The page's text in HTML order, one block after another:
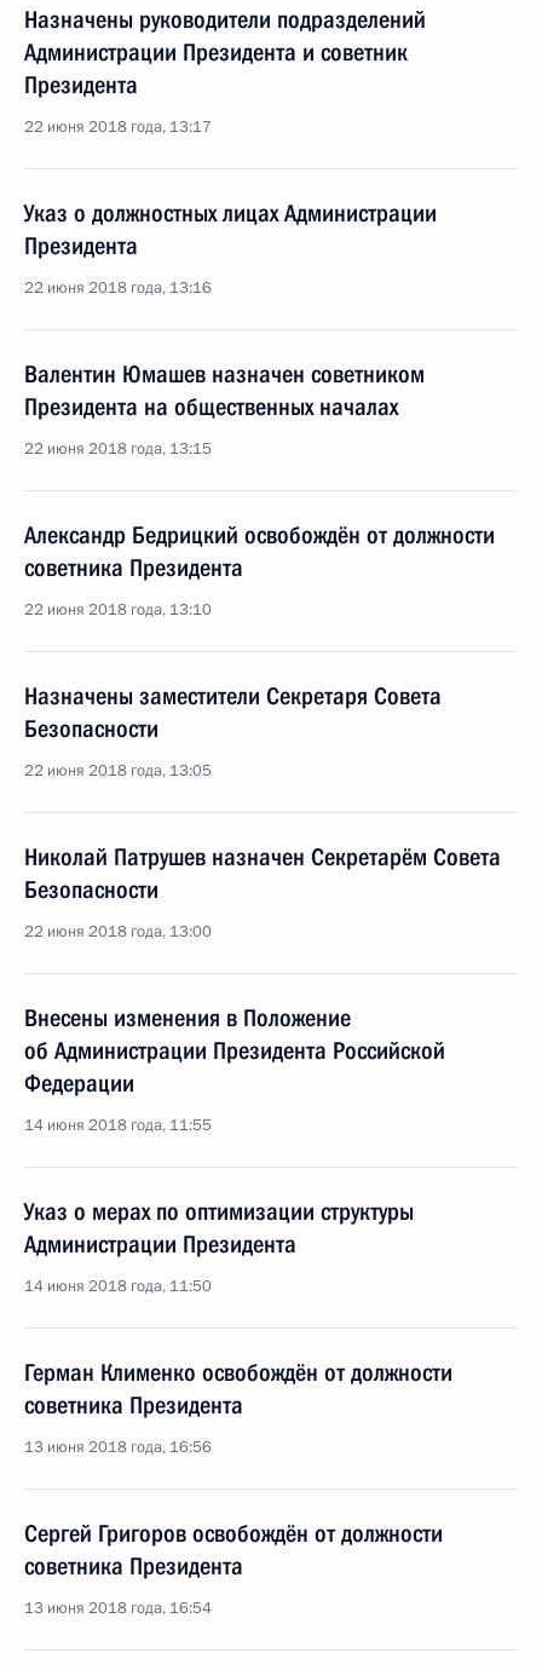
Назначены руководители подразделений
Администрации Президента и советник
Президента
22 июня 2018 года, 13:17
Указ о должностных лицах Администрации
Президента
22 июня 2018 года, 13:16
Валентин Юмашев назначен советником
Президента на общественных началах
22 июня 2018 года, 13:15
Александр Бедрицкий освобождён от должности
советника Президента
22 июня 2018 года, 13:10
Назначены заместители Секретаря Совета
Безопасности
22 июня 2018 года, 13:05
Николай Патрушев назначен Секретарём Совета
Безопасности
22 июня 2018 года, 13:00
Внесены изменения в Положение
об Администрации Президента Российской
Федерации
14 июня 2018 года, 11:55
Указ о мерах по оптимизации структуры
Администрации Президента
14 июня 2018 года, 11:50
Герман Клименко освобождён от должности
советника Президента
13 июня 2018 года, 16:56
Сергей Григоров освобождён от должности
советника Президента
13 июня 2018 года, 16:54